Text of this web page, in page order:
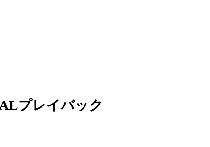
プレイバック